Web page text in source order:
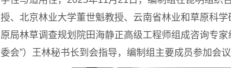
授、北京林业大学董世魁教授、云南省林业和草原科
原局林草调查规划院田海静正高级工程师组成咨询专
委会”）王林秘书长到会指导，编制组主要成员参加会议